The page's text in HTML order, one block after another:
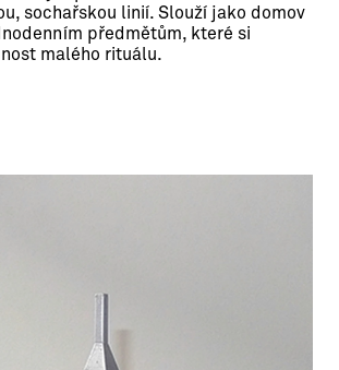
sochařskou linií. Slouží jako domov
předmětům, které si
malého rituálu.